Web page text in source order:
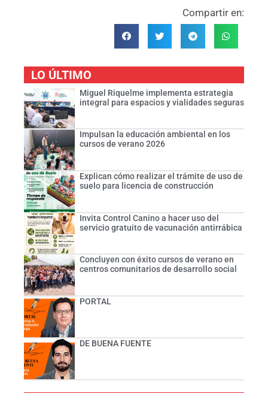
Compartir en:
LO ÚLTIMO
Miguel Riquelme implementa estrategia
integral para espacios y vialidades seguras
Impulsan la educación ambiental en los
cursos de verano 2026
Explican cómo realizar el trámite de uso de
suelo para licencia de construcción
Invita Control Canino a hacer uso del
servicio gratuito de vacunación antirrábica
Concluyen con éxito cursos de verano en
centros comunitarios de desarrollo social
PORTAL
DE BUENA FUENTE